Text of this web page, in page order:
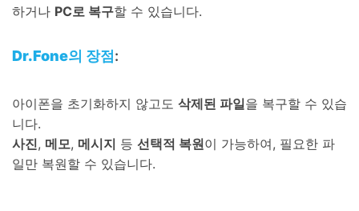
하거나 PC로 복구할 수 있습니다.
Dr.Fone의 장점 :
아이폰을 초기화하지 않고도 삭제된 파일을 복구할 수 있습
니다.
사진, 메모, 메시지 등 선택적 복원이 가능하여, 필요한 파
일만 복원할 수 있습니다.